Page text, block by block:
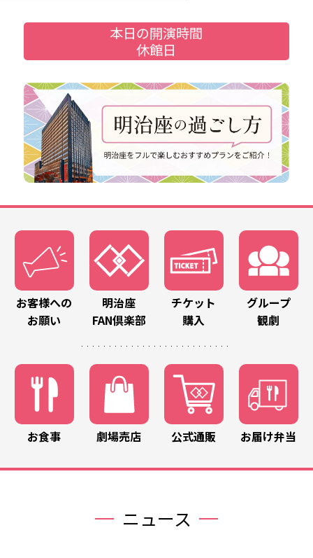
本日の開演時間
休館日
お客様への
お願い
明治座
FAN倶楽部
チケット
購入
グループ
観劇
お食事 劇場売店 公式通販 お届け弁当
ニュース